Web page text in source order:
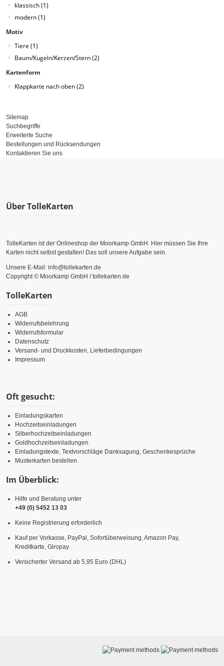
klassisch(1)
modern(1)
Motiv
Tiere (1)
Baum/Kugeln/Kerzen/Stern(2)
Kartenform
Klappkarte nach oben(2)
Sitemap
Suchbegriffe
Erweiterte Suche
Bestellungen und Rücksendungen
Kontaktieren Sie uns
Über TolleKarten
TolleKarten ist der Onlineshop der Moorkamp GmbH: Hier müssen Sie Ihre
Karten nicht selbst gestalten! Das soll unsere Aufgabe sein.
Unsere E-Mail: info@tollekarten.de
Copyright © Moorkamp GmbH / tollekarten.de
TolleKarten
AGB
Widerrufsbelehrung
Widerrufsformular
Datenschutz
Versand- und Druckkosten, Lieferbedingungen
Impressum
Oft gesucht:
Einladungskarten
Hochzeitseinladungen
Silberhochzeitseinladungen
Goldhochzeitseinladungen
Einladungstexte, Textvorschläge Danksagung, Geschenkesprüche
Musterkarten bestellen
Im Überblick:
Hilfe und Beratung unter
+49 (0) 5452 13 03
Keine Registrierung erforderlich
Kauf per Vorkasse, PayPal, Sofortüberweisung, Amazon Pay,
Kreditkarte, Giropay
Versicherter Versand ab 5,95 Euro (DHL)